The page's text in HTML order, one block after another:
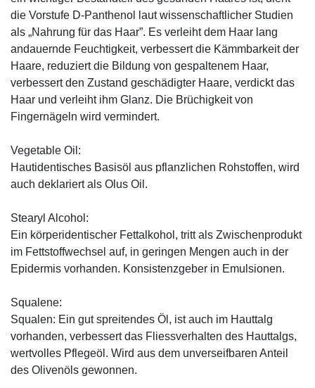
die Vorstufe D-Panthenol laut wissenschaftlicher Studien
als „Nahrung für das Haar”. Es verleiht dem Haar lang
andauernde Feuchtigkeit, verbessert die Kämmbarkeit der
Haare, reduziert die Bildung von gespaltenem Haar,
verbessert den Zustand geschädigter Haare, verdickt das
Haar und verleiht ihm Glanz. Die Brüchigkeit von
Fingernägeln wird vermindert.
Vegetable Oil:
Hautidentisches Basisöl aus pflanzlichen Rohstoffen, wird
auch deklariert als Olus Oil.
Stearyl Alcohol:
Ein körperidentischer Fettalkohol, tritt als Zwischenprodukt
im Fettstoffwechsel auf, in geringen Mengen auch in der
Epidermis vorhanden. Konsistenzgeber in Emulsionen.
Squalene:
Squalen: Ein gut spreitendes Öl, ist auch im Hauttalg
vorhanden, verbessert das Fliessverhalten des Hauttalgs,
wertvolles Pflegeöl. Wird aus dem unverseifbaren Anteil
des Olivenöls gewonnen.